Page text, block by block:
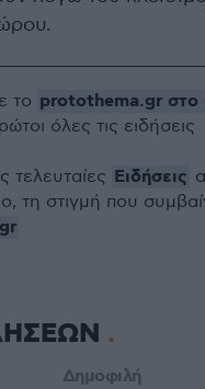
το protothema.gr στο
όλες τις ειδήσεις
τελευταίες Ειδήσεις
τη στιγμή που
Δημοφιλή